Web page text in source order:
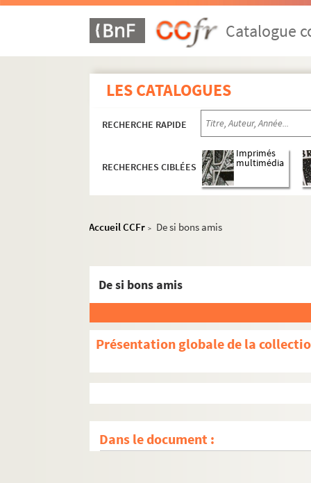
Catalogue
LES CATALOGUES
RECHERCHE RAPIDE
RECHERCHES CIBLÉES
Imprimés
multimédia
Accueil CCFr > De si bons amis
De si bons amis
Présentation globale de la
Dans le document :